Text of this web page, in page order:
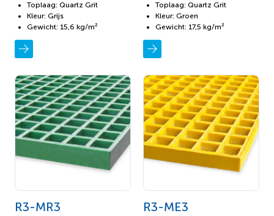
Toplaag: Quartz Grit
Kleur: Grijs
Gewicht: 15,6 kg/m²
Toplaag: Quartz Grit
Kleur: Groen
Gewicht: 17,5 kg/m²
R3-MR3 R3-ME3